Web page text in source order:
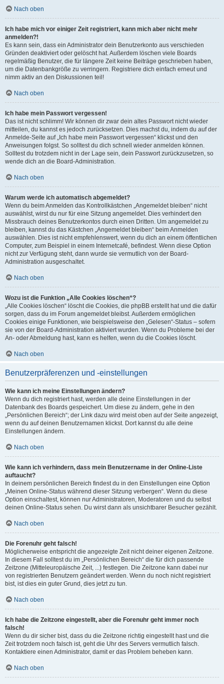
Nach oben
Ich habe mich vor einiger Zeit registriert, kann mich aber nicht mehr
anmelden?!
Es kann sein, dass ein Administrator dein Benutzerkonto aus verschieden
Gründen deaktiviert oder gelöscht hat. Außerdem löschen viele Boards
regelmäßig Benutzer, die für längere Zeit keine Beiträge geschrieben haben,
um die Datenbankgröße zu verringern. Registriere dich einfach erneut und
nimm aktiv an den Diskussionen teil!
Nach oben
Ich habe mein Passwort vergessen!
Das ist nicht schlimm! Wir können dir zwar dein altes Passwort nicht wieder
mitteilen, du kannst es jedoch zurücksetzen. Dies machst du, indem du auf der
Anmelde-Seite auf „Ich habe mein Passwort vergessen“ klickst und den
Anweisungen folgst. So solltest du dich schnell wieder anmelden können.
Solltest du trotzdem nicht in der Lage sein, dein Passwort zurückzusetzen, so
wende dich an die Board-Administration.
Nach oben
Warum werde ich automatisch abgemeldet?
Wenn du beim Anmelden das Kontrollkästchen „Angemeldet bleiben“ nicht
auswählst, wirst du nur für eine Sitzung angemeldet. Dies verhindert den
Missbrauch deines Benutzerkontos durch einen Dritten. Um angemeldet zu
bleiben, kannst du das Kästchen „Angemeldet bleiben“ beim Anmelden
auswählen. Dies ist nicht empfehlenswert, wenn du dich an einem öffentlichen
Computer, zum Beispiel in einem Internetcafé, befindest. Wenn diese Option
nicht zur Verfügung steht, dann wurde sie vermutlich von der Board-
Administration ausgeschaltet.
Nach oben
Wozu ist die Funktion „Alle Cookies löschen“?
„Alle Cookies löschen“ löscht die Cookies, die phpBB erstellt hat und die dafür
sorgen, dass du im Forum angemeldet bleibst. Außerdem ermöglichen
Cookies einige Funktionen, wie beispielsweise den „Gelesen“-Status – sofern
sie von der Board-Administration aktiviert wurden. Wenn du Probleme bei der
An- oder Abmeldung hast, kann es helfen, wenn du die Cookies löscht.
Nach oben
Benutzerpräferenzen und -einstellungen
Wie kann ich meine Einstellungen ändern?
Wenn du dich registriert hast, werden alle deine Einstellungen in der
Datenbank des Boards gespeichert. Um diese zu ändern, gehe in den
„Persönlichen Bereich“; der Link dazu wird meist oben auf der Seite angezeigt,
wenn du auf deinen Benutzernamen klickst. Dort kannst du alle deine
Einstellungen ändern.
Nach oben
Wie kann ich verhindern, dass mein Benutzername in der Online-Liste
auftaucht?
In deinem persönlichen Bereich findest du in den Einstellungen eine Option
„Meinen Online-Status während dieser Sitzung verbergen“. Wenn du diese
Option einschaltest, können nur Administratoren, Moderatoren und du selbst
deinen Online-Status sehen. Du wirst dann als unsichtbarer Besucher gezählt.
Nach oben
Die Forenuhr geht falsch!
Möglicherweise entspricht die angezeigte Zeit nicht deiner eigenen Zeitzone.
In diesem Fall solltest du im „Persönlichen Bereich“ die für dich passende
Zeitzone (Mitteleuropäische Zeit, ...) festlegen. Die Zeitzone kann dabei nur
von registrierten Benutzern geändert werden. Wenn du noch nicht registriert
bist, ist dies ein guter Grund, dies jetzt zu tun.
Nach oben
Ich habe die Zeitzone eingestellt, aber die Forenuhr geht immer noch
falsch!
Wenn du dir sicher bist, dass du die Zeitzone richtig eingestellt hast und die
Zeit trotzdem noch falsch ist, geht die Uhr des Servers vermutlich falsch.
Kontaktiere einen Administrator, damit er das Problem beheben kann.
Nach oben